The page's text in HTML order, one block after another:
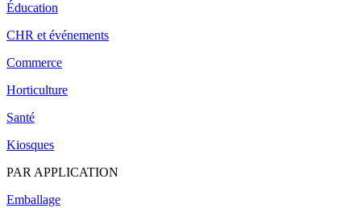
Éducation
CHR et événements
Commerce
Horticulture
Santé
Kiosques
PAR APPLICATION
Emballage